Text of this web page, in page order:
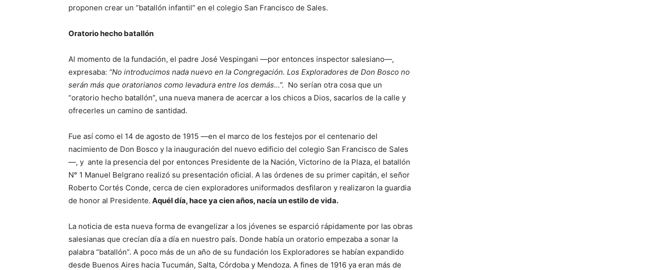
proponen crear un “batallón infantil” en el colegio San Francisco de Sales.
Oratorio hecho batallón
Al momento de la fundación, el padre José Vespingani —por entonces inspector salesiano—,
expresaba: “No introducimos nada nuevo en la Congregación. Los Exploradores de Don Bosco no
serán más que oratorianos como levadura entre los demás…”. No serían otra cosa que un
“oratorio hecho batallón”, una nueva manera de acercar a los chicos a Dios, sacarlos de la calle y
ofrecerles un camino de santidad.
Fue así como el 14 de agosto de 1915 —en el marco de los festejos por el centenario del
nacimiento de Don Bosco y la inauguración del nuevo edificio del colegio San Francisco de Sales
—, y ante la presencia del por entonces Presidente de la Nación, Victorino de la Plaza, el batallón
N° 1 Manuel Belgrano realizó su presentación oficial. A las órdenes de su primer capitán, el señor
Roberto Cortés Conde, cerca de cien exploradores uniformados desfilaron y realizaron la guardia
de honor al Presidente. Aquél día, hace ya cien años, nacía un estilo de vida.
La noticia de esta nueva forma de evangelizar a los jóvenes se esparció rápidamente por las obras
salesianas que crecían día a día en nuestro país. Donde había un oratorio empezaba a sonar la
palabra “batallón”. A poco más de un año de su fundación los Exploradores se habían expandido
desde Buenos Aires hacia Tucumán, Salta, Córdoba y Mendoza. A fines de 1916 ya eran más de